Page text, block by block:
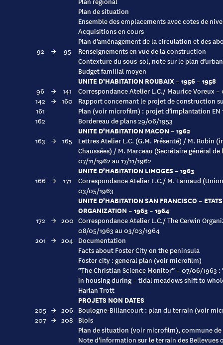
Plan de situation
Ensemble des emplacements avec cotes de
Acquisitions en cours
Plan d’aménagement de la circulation et des
92
→ 95
Renseignements en vue de la construction
Contexture du sous-sol, note sur le plan
Budget familial moyen
UNITE D’HABITATION ROUBAIX – 1956 – 1958
96 → 141
Correspondance Atelier L.C./ Maurice Voreux –
142 → 160
Rapport concernant le projet de construction
161
Plan (voir microfilm) : projet d’implantation EN
162
Bordereau de plans 29/06/1953
UNITE D’HABITATION MACON – 1962
163 → 165
Lettres Atelier L.C. (G.M. Présenté) / M. Robin
Chaussées) / M. Marceau (Secrétaire général
07/11/1962 au 17/11/1962
UNITE D’HABITATION LIMOGES – 1963
166 → 171
Correspondance Atelier L.C./ M. Tarnaud
03/05/1963
UNITE D’HABITATION SAN FRANCISCO –
ORGANIZATION – 1963 – 1964
172 → 200 Correspondance Atelier L.C./ The Cerwin
08/05/1963 au 03/03/1964
201 → 204 Documentation
Facts about Foster City on the peninsula
Foster city : general plan (voir microfilm)
”The Christian Science Monitor” – 07/06/1963
in housing during – tidal meadows shift to
Harlan Trott
PROJETS NON DATES
205 → 206 Boulogne-Billancourt : plan du terrain (voir
207 → 208 Blois
Plan de situation (voir microfilm), commune de
Note d’information sur le terrain des Bellevues